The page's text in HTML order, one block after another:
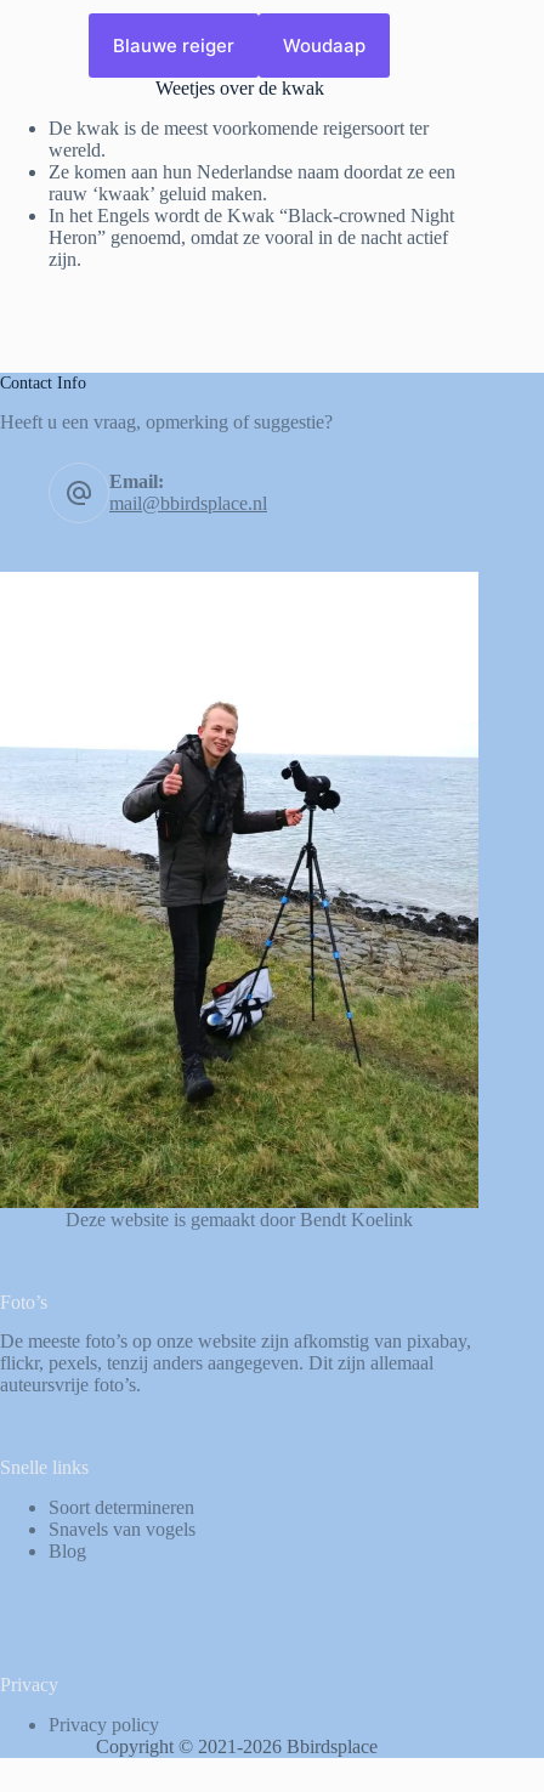
Blauwe reiger Woudaap
Weetjes over de kwak
De kwak is de meest voorkomende reigersoort ter
wereld.
Ze komen aan hun Nederlandse naam doordat ze een
rauw ‘kwaak’ geluid maken.
In het Engels wordt de Kwak “Black-crowned Night
Heron” genoemd, omdat ze vooral in de nacht actief
zijn.
Contact Info
Heeft u een vraag, opmerking of suggestie?
Email:
mail@bbirdsplace.nl
Deze website is gemaakt door Bendt Koelink
Foto’s
De meeste foto’s op onze website zijn afkomstig van pixabay,
flickr, pexels, tenzij anders aangegeven. Dit zijn allemaal
auteursvrije foto’s.
Snelle links
Soort determineren
Snavels van vogels
Blog
Privacy
Privacy policy
Copyright © 2021-2026 Bbirdsplace